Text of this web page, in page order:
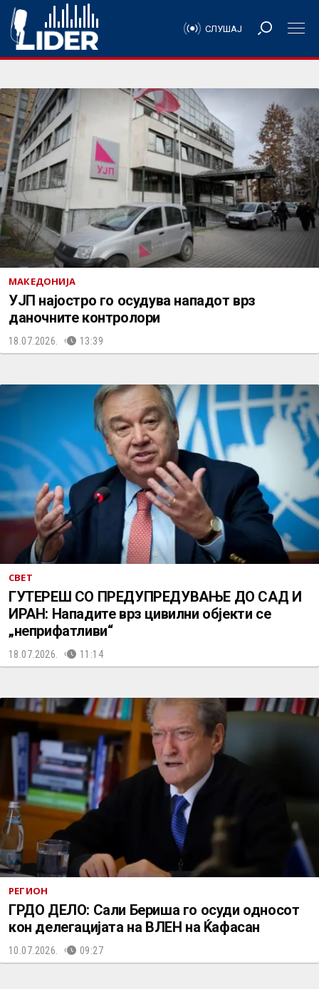
СЛУШАЈ
МАКЕДОНИЈА
УЈП најостро го осудува нападот врз
даночните контролори
18.07.2026. 13:39
СВЕТ
ГУТЕРЕШ СО ПРЕДУПРЕДУВАЊЕ ДО САД И
ИРАН: Нападите врз цивилни објекти се
„неприфатливи“
18.07.2026. 11:14
РЕГИОН
ГРДО ДЕЛО: Сали Бериша го осуди односот
кон делегацијата на ВЛЕН на Ќафасан
10.07.2026. 09:27